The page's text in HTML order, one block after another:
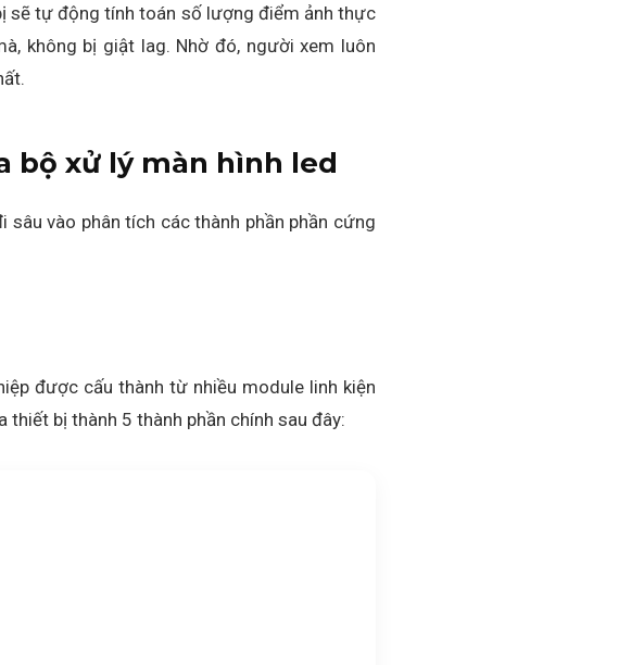
sẽ tự động tính toán số lượng điểm ảnh thực
không bị giật lag. Nhờ đó, người xem luôn
bộ xử lý màn hình led
vào phân tích các thành phần phần cứng
được cấu thành từ nhiều module linh kiện
bị thành 5 thành phần chính sau đây: